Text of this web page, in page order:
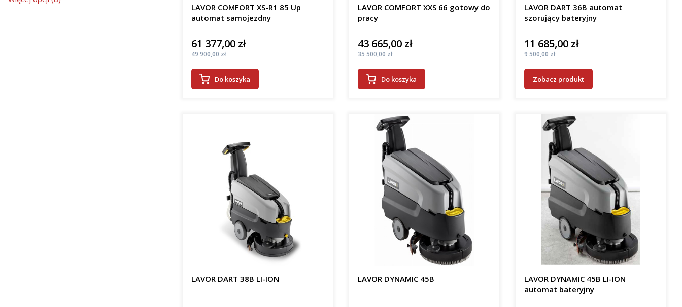
LAVOR COMFORT XS-R1 85 Up
automat samojezdny
Cena
61 377,00 zł
Cena
49 900,00 zł
Do koszyka
LAVOR COMFORT XXS 66 gotowy do
pracy
Cena
43 665,00 zł
Cena
35 500,00 zł
Do koszyka
LAVOR DART 36B automat
szorujący bateryjny
Cena
11 685,00 zł
Cena
9 500,00 zł
Zobacz produkt
LAVOR DART 38B LI-ION LAVOR DYNAMIC 45B
LAVOR DYNAMIC 45B LI-ION
automat bateryjny